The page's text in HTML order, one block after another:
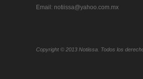
Email: notiissa@yahoo.com.mx
Copyright © 2013 Notiissa. Todos los